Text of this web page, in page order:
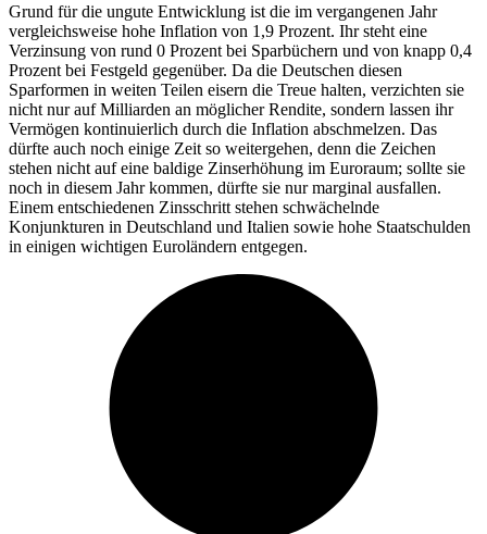
Grund für die ungute Entwicklung ist die im vergangenen Jahr
vergleichsweise hohe Inflation von 1,9 Prozent. Ihr steht eine
Verzinsung von rund 0 Prozent bei Sparbüchern und von knapp 0,4
Prozent bei Festgeld gegenüber. Da die Deutschen diesen
Sparformen in weiten Teilen eisern die Treue halten, verzichten sie
nicht nur auf Milliarden an möglicher Rendite, sondern lassen ihr
Vermögen kontinuierlich durch die Inflation abschmelzen. Das
dürfte auch noch einige Zeit so weitergehen, denn die Zeichen
stehen nicht auf eine baldige Zinserhöhung im Euroraum; sollte sie
noch in diesem Jahr kommen, dürfte sie nur marginal ausfallen.
Einem entschiedenen Zinsschritt stehen schwächelnde
Konjunkturen in Deutschland und Italien sowie hohe Staatschulden
in einigen wichtigen Euroländern entgegen.